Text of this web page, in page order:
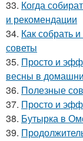
33. Когда
и рекомендации
34. Как собрать
советы
35. Просто и
весны в
36. Полезные
37. Просто и
38. Бутырка в
39.